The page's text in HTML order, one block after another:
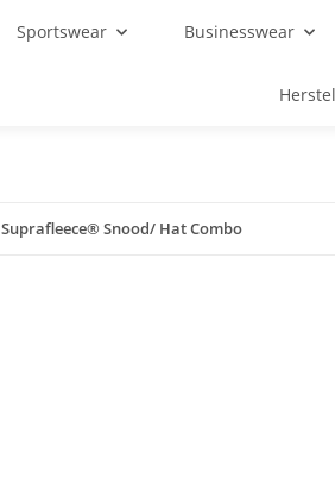
Sportswear Businesswear
Suprafleece® Snood/ Hat Combo